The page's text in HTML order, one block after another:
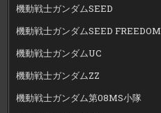
機動戦士ガンダムSEED
機動戦士ガンダムSEED FREEDOM
機動戦士ガンダムUC
機動戦士ガンダムZZ
機動戦士ガンダム第08MS小隊